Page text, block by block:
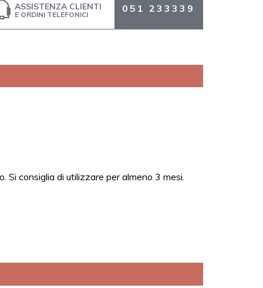
ASSISTENZA CLIENTI
E ORDINI TELEFONICI
051 233339
consiglia di utilizzare per almeno 3 mesi.